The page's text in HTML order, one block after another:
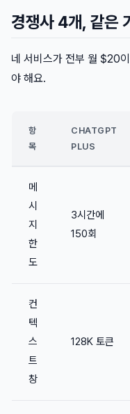
경쟁사 4개, 같은
네 서비스가 전부 월 $20
야 해요.
항
목
CHATGPT
PLUS
메
시
지
한
도
3시간에
150회
컨
텍
스
트
창
128K 토큰